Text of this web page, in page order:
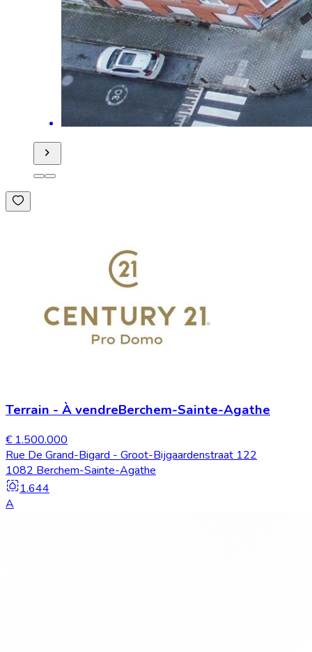
Terrain - À vendreBerchem-Sainte-Agathe
€ 1.500.000
Rue De Grand-Bigard - Groot-Bijgaardenstraat 122
1082 Berchem-Sainte-Agathe
1.644
A